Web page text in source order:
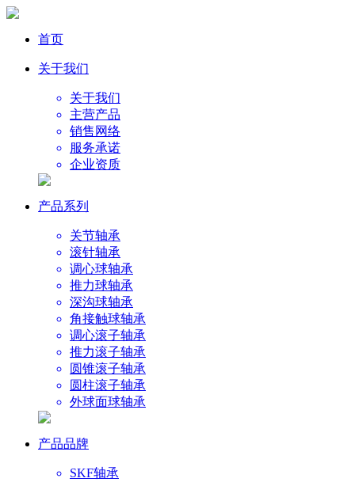
首页
关于我们
关于我们
主营产品
销售网络
服务承诺
企业资质
产品系列
关节轴承
滚针轴承
调心球轴承
推力球轴承
深沟球轴承
角接触球轴承
调心滚子轴承
推力滚子轴承
圆锥滚子轴承
圆柱滚子轴承
外球面球轴承
产品品牌
SKF轴承